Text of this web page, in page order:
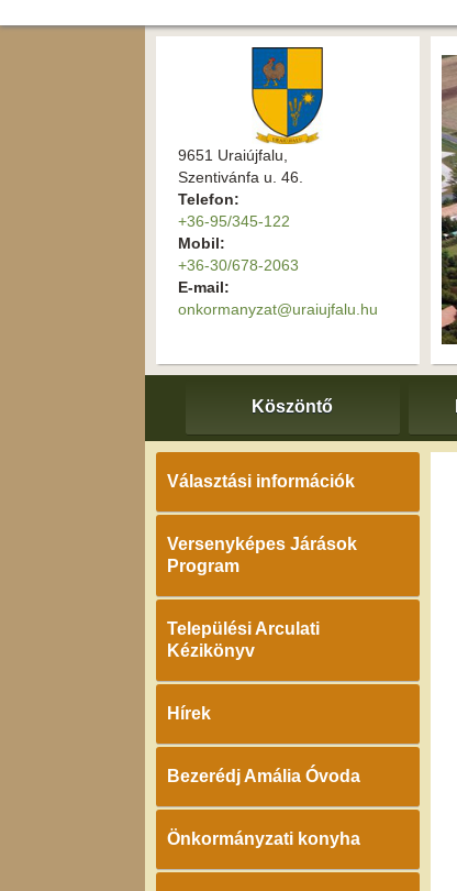
9651 Uraiújfalu,
Szentivánfa u. 46.
Telefon:
+36-95/345-122
Mobil:
+36-30/678-2063
E-mail:
onkormanyzat@uraiujfalu.hu
Köszöntő
Választási információk
Versenyképes Járások
Program
Települési Arculati
Kézikönyv
Hírek
Bezerédj Amália Óvoda
Önkormányzati konyha